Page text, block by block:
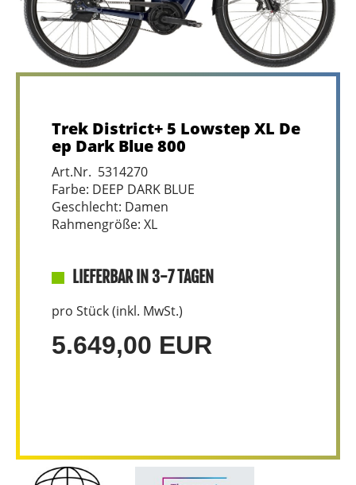
Trek District+ 5 Lowstep XL De
ep Dark Blue 800
Art.Nr. 5314270
Farbe: DEEP DARK BLUE
Geschlecht: Damen
Rahmengröße: XL
LIEFERBAR IN 3-7 TAGEN
pro Stück (inkl. MwSt.)
5.649,00 EUR